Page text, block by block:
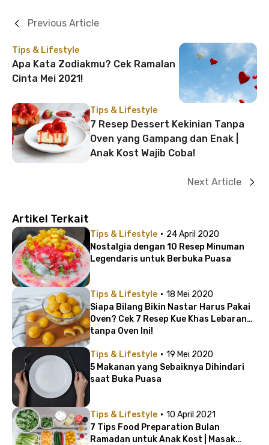
Tips & Lifestyle
Apa Kata Zodiakmu? Cek Ramalan
Cinta Mei 2021!
Previous Article
Tips & Lifestyle
7 Resep Dessert Kekinian Tanpa
Oven yang Gampang dan Enak |
Anak Kost Wajib Coba!
Next Article
Artikel Terkait
Tips & Lifestyle · 24 April 2020
Nostalgia dengan 10 Resep Minuman
Legendaris untuk Berbuka Puasa
Tips & Lifestyle · 18 Mei 2020
Siapa Bilang Bikin Nastar Harus Pakai
Oven? Cek 7 Resep Kue Khas Lebaran
tanpa Oven Ini!
Tips & Lifestyle · 19 Mei 2020
5 Makanan yang Sebaiknya Dihindari
saat Buka Puasa
Tips & Lifestyle · 10 April 2021
7 Tips Food Preparation Bulan
Ramadan untuk Anak Kost | Masak